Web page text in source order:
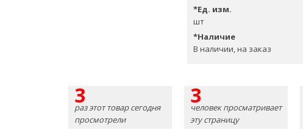
*Ед. изм.
шт
*Наличие
В наличии, на заказ
3
раз этот товар сегодня
просмотрели
3
человек просматривает
эту страницу